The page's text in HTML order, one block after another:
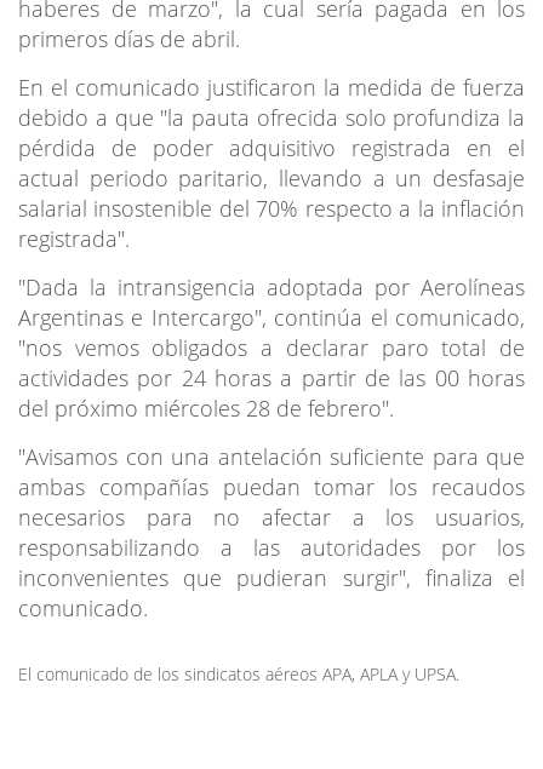
haberes de marzo", la cual sería pagada en los
primeros días de abril.
En el comunicado justificaron la medida de fuerza
debido a que "la pauta ofrecida solo profundiza la
pérdida de poder adquisitivo registrada en el
actual periodo paritario, llevando a un desfasaje
salarial insostenible del 70% respecto a la inflación
registrada".
"Dada la intransigencia adoptada por Aerolíneas
Argentinas e Intercargo", continúa el comunicado,
"nos vemos obligados a declarar paro total de
actividades por 24 horas a partir de las 00 horas
del próximo miércoles 28 de febrero".
"Avisamos con una antelación suficiente para que
ambas compañías puedan tomar los recaudos
necesarios para no afectar a los usuarios,
responsabilizando a las autoridades por los
inconvenientes que pudieran surgir", finaliza el
comunicado.
El comunicado de los sindicatos aéreos APA, APLA y UPSA.